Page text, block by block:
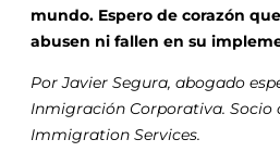
mundo. Espero de corazón
abusen ni fallen en su
Por Javier Segura, abogado
Inmigración Corporativa. Socio
Immigration Services.